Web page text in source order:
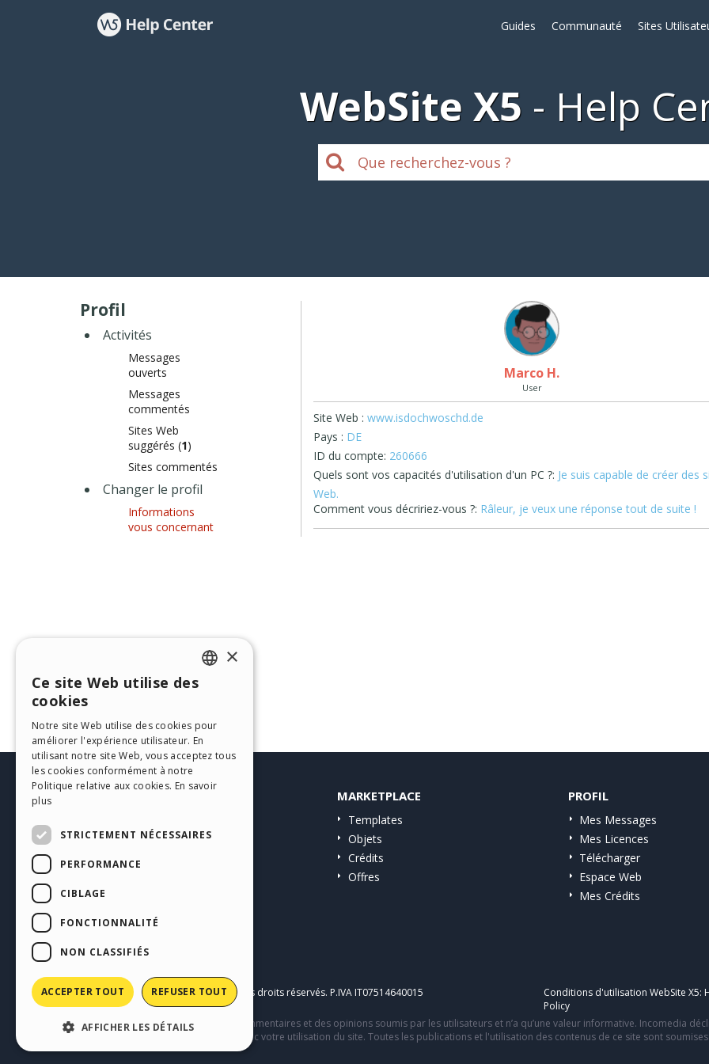
Guides Communauté Sites
WebSite X5 Help
Profil
Activités
Messages
ouverts
Messages
commentés
Sites Web
suggérés (1)
Sites commentés
Changer le profil
Informations
vous concernant
Marco H.
User
Site Web : www.isdochwoschd.de
Pays : DE
ID du compte: 260666
Quels sont vos capacités d'utilisation d'un PC ?: Je suis capable de créer des
Web.
Comment vous décririez-vous ?: Râleur, je veux une réponse tout de suite !
Communauté
Sites Utilisateurs
MARKETPLACE
Templates
Objets
Crédits
Offres
PROFIL
Mes Messages
Mes Licences
Télécharger
Espace Web
Mes Crédits
Copyright © 2026Incomedia s.r.l. Tous droits réservés. P.IVA IT07514640015 Conditions d'utilisation WebSite X5:
Policy
Ce site contient des contenus, des commentaires et des opinions soumis par les utilisateurs et n’a qu’une valeur informative. Incomedia
comportement de tiers en relation avec votre utilisation du site. Toutes les publications et l'utilisation des contenus de ce site sont
ENGLISH
GERMAN
SPANISH
×
Ce site Web utilise des
cookies
Notre site Web utilise des cookies pour
améliorer l'expérience utilisateur. En
utilisant notre site Web, vous acceptez tous
les cookies conformément à notre
Politique relative aux cookies. En savoir
plus
STRICTEMENT NÉCESSAIRES
PERFORMANCE
CIBLAGE
FONCTIONNALITÉ
NON CLASSIFIÉS
ACCEPTER TOUT REFUSER TOUT
AFFICHER LES DÉTAILS